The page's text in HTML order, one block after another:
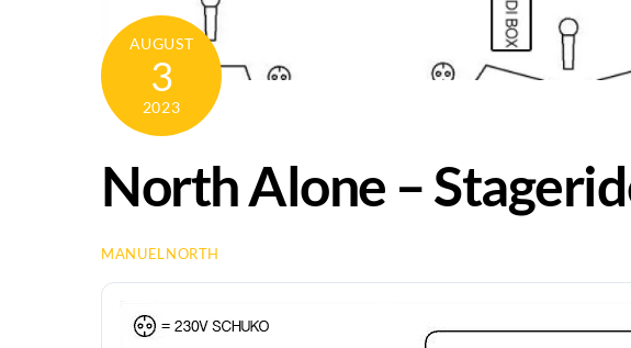
AUGUST
3
2023
North Alone –
MANUELNORTH